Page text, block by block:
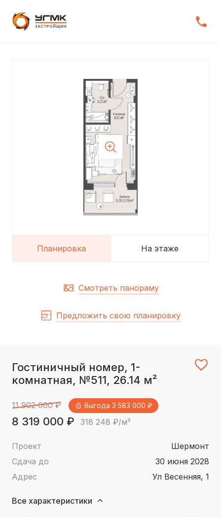
Планировка На этаже
Смотреть панораму
Предложить свою планировку
Гостиничный номер, 1-
комнатная, №511, 26.14 м²
11 902 000 ₽ Выгода 3 583 000 ₽
8 319 000 ₽ 318 248 ₽/м²
Проект
Шермонт
Сдача до
30 июня 2028
Адрес
ул Весенняя, 1
Все характеристики